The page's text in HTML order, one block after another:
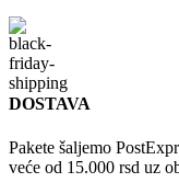
DOSTAVA
Pakete šaljemo
veće od 15.000 rsd uz